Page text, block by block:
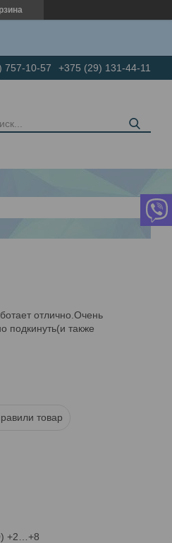
757-10-57 +375 (29) 131-44-11
отлично.Очень
подкинуть(и также
товар
+2…+8